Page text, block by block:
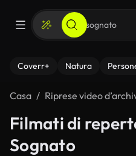
Coverr+ Natura
Casa Riprese video
Filmati di
Sognato